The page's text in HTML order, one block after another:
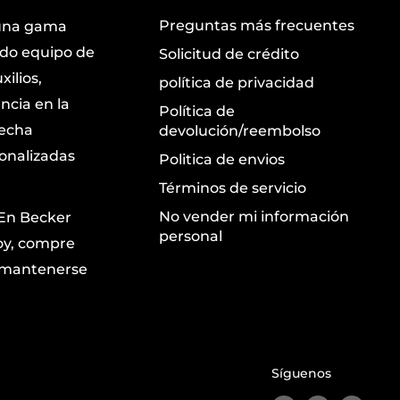
gama
equipo de
en la
Becker
compre
Preguntas más frecuentes
Solicitud de crédito
política de privacidad
Política de
devolución/reembolso
Politica de envios
Términos de servicio
No vender mi información
personal
Síguenos